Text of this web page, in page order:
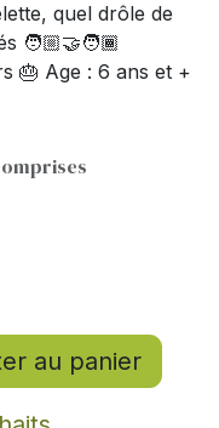
quel drôle de
🧑🏼‍🤝‍🧑🏾
🎂 Age : 6 ans et +
au panier